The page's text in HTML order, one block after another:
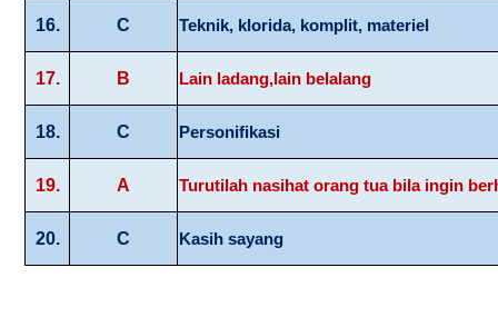
16. C Teknik, klorida, komplit, materiel
17. B Lain ladang,lain belalang
18. C Personifikasi
19. A Turutilah nasihat orang tua bila ingin
20. C Kasih sayang